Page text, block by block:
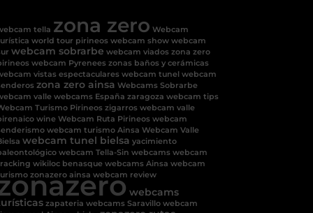
tella zona zero Webcam
world tour pirineos webcam show webcam
webcam sobrarbe webcam viados zona zero
webcam Pyrenees zonas baños y cerámicas
vistas espectaculares webcam tunel webcam
zona zero ainsa Webcams Sobrarbe
valle webcams España zaragoza webcam tips
Turismo Pirineos zigarros webcam valle
wine Webcam Ruta Pirineos webcam
webcam turismo Ainsa Webcam Valle
webcam tunel bielsa yacimiento
webcam Tella-Sin webcams webcam
wikiloc benasque webcams Ainsa webcam
zonazero ainsa webcam review
webcams
zapateria webcams Saravillo webcam